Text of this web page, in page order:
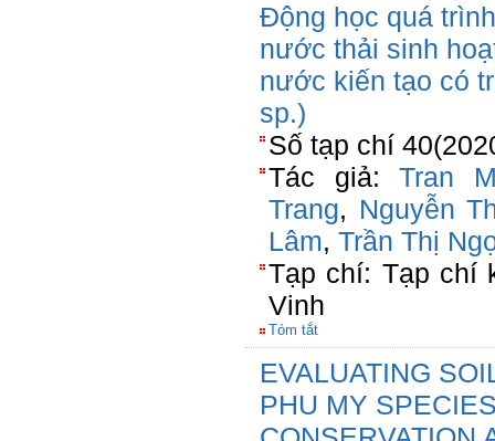
Động học quá
nước thải sinh
nước kiến tạo có
sp.)
Số tạp chí
Tác giả:Tran
Trang, Nguyễn
Lâm, Trần Thị
Tạp chí: Tạp chí
Vinh
Tóm tắt
EVALUATING
PHU MY